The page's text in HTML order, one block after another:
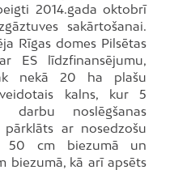
2014.gada oktobrī
sakārtošanai.
Rīgas domes Pilsētas
ES līdzfinansējumu,
nekā 20 ha plašu
kalns, kur 5
darbu noslēgšanas
ar nosedzošu
50 cm biezumā un
biezumā, kā arī apsēts